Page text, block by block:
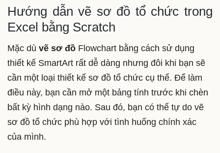
Hướng dẫn vẽ sơ đồ tổ chức trong
Excel bằng Scratch
Mặc dù vẽ sơ đồ Flowchart bằng cách sử dụng
thiết kế SmartArt rất dễ dàng nhưng đôi khi bạn sẽ
cần một loại thiết kế sơ đồ tổ chức cụ thể. Để làm
điều này, bạn cần mở một bảng tính trước khi chèn
bất kỳ hình dạng nào. Sau đó, bạn có thể tự do vẽ
sơ đồ tổ chức phù hợp với tình huống chính xác
của mình.